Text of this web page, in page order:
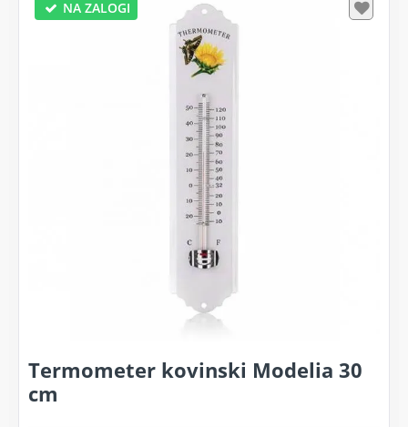
NA ZALOGI
Termometer kovinski Modelia 30
cm